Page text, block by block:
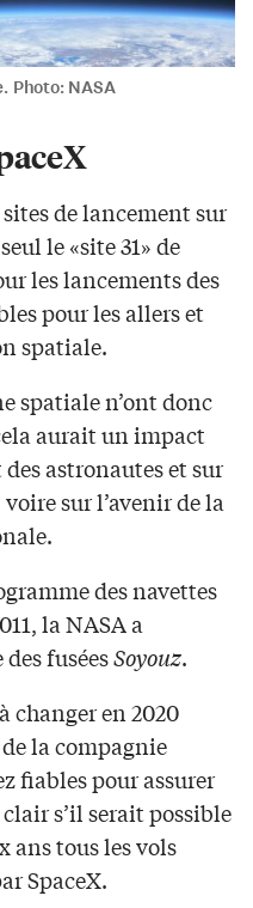
Photo: NASA
de lancement sur
le «site 31» de
les lancements des
pour les allers et
spatiale.
spatiale n’ont donc
aurait un impact
astronautes et sur
sur l’avenir de la
des navettes
la NASA a
fuséesSoyouz.
changer en 2020
de la compagnie
fiables pour assurer
s’il serait possible
ans tous les vols
SpaceX.